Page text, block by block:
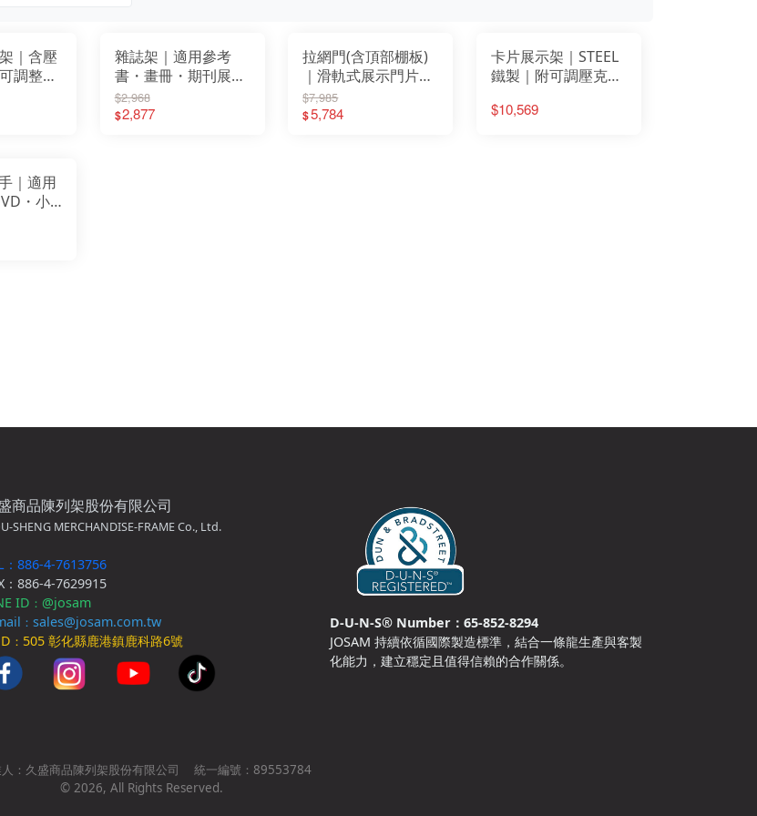
｜含壓
調整陳
色／黑
雜誌架｜適用參考
書・畫冊・期刊展示
｜超市貨架配件｜免
工具安裝｜STEEL鐵
$2,968
$2,877
拉網門(含頂部棚板)
｜滑軌式展示門片｜
適用文具行・園藝
店・五金百貨｜超市
$7,985
$5,784
卡片展示架｜STEEL
鐵製｜附可調壓克力
局・超商適用
$10,569
｜適用
・小
店・便
配件｜
商品陳列架股份有限公司
SHENG MERCHANDISE-FRAME Co., Ltd.
：886-4-7613756
：886-4-7629915
ID ： @josam
： sales@josam.com.tw
： 505 彰化縣鹿港鎮鹿科路6號
D-U-N-S® Number：65-852-8294
JOSAM 持續依循國際製造標準，結合一條龍生產與客製
化能力，建立穩定且值得信賴的合作關係。
： 久盛商品陳列架股份有限公司 統一編號： 89553784
© 2026, All Rights Reserved.